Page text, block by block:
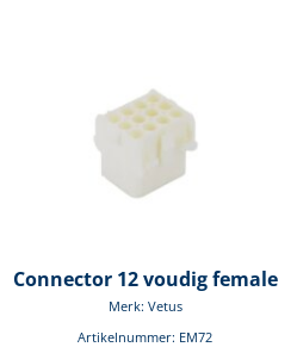
Connector 12 voudig female
Merk: Vetus
Artikelnummer: EM72